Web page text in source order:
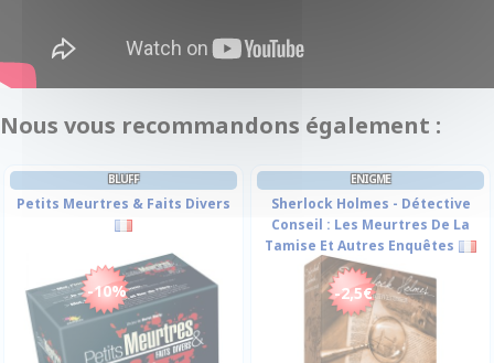
Nous vous recommandons également :
BLUFF
Petits Meurtres & Faits Divers
-10%
ENIGME
Sherlock Holmes - Détective
Conseil : Les Meurtres De La
Tamise Et Autres Enquêtes
-2,5€